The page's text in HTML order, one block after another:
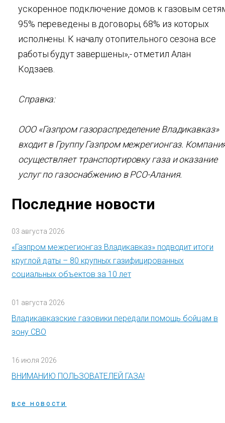
ускоренное подключение домов к газовым
95% переведены в договоры, 68% из которых
исполнены. К началу отопительного сезона все
работы будут завершены»,- отметил Алан
Кодзаев.
Справка:
ООО «Газпром газораспределение Владикавказ»
входит в Группу Газпром межрегионгаз.
осуществляет транспортировку газа и оказание
услуг по газоснабжению в РСО-Алания.
Последние новости
03 августа 2026
«Газпром межрегионгаз Владикавказ» подводит итоги
круглой даты – 80 крупных газифицированных
социальных объектов за 10 лет
01 августа 2026
Владикавказские газовики передали помощь бойцам в
зону СВО
16 июля 2026
ВНИМАНИЮ ПОЛЬЗОВАТЕЛЕЙ ГАЗА!
все новости